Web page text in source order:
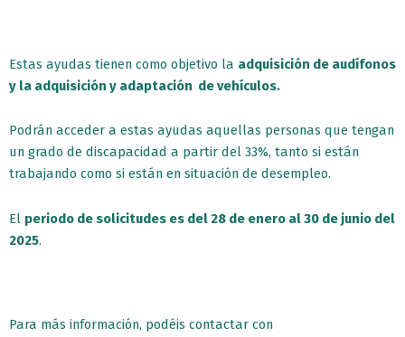
Estas ayudas tienen como objetivo la adquisición de audífonos
y la adquisición y adaptación de vehículos.
Podrán acceder a estas ayudas aquellas personas que tengan
un grado de discapacidad a partir del 33%, tanto si están
trabajando como si están en situación de desempleo.
El periodo de solicitudes es del 28 de enero al 30 de junio del
2025.
Para más información, podéis contactar con